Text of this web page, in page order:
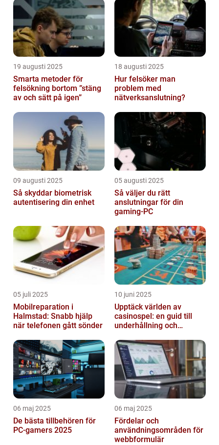
19 augusti 2025
Smarta metoder för
felsökning bortom ”stäng
av och sätt på igen”
18 augusti 2025
Hur felsöker man
problem med
nätverksanslutning?
09 augusti 2025
Så skyddar biometrisk
autentisering din enhet
05 augusti 2025
Så väljer du rätt
anslutningar för din
gaming-PC
05 juli 2025
Mobilreparation i
Halmstad: Snabb hjälp
när telefonen gått sönder
10 juni 2025
Upptäck världen av
casinospel: en guid till
underhållning och
06 maj 2025
De bästa tillbehören för
PC-gamers 2025
06 maj 2025
Fördelar och
användningsområden för
webbformulär